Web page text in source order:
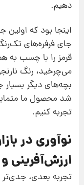
دهیم.
اینجا بود که اولین
جای فرفره‌های
قرمز را با چسب به
می‌چرخید، رنگ
بچه‌های دیگر
شد محصول ما
تجربه کنیم.
نوآوری در
ارزش‌آفرینی
تجربه بعدی، جدی‌تر